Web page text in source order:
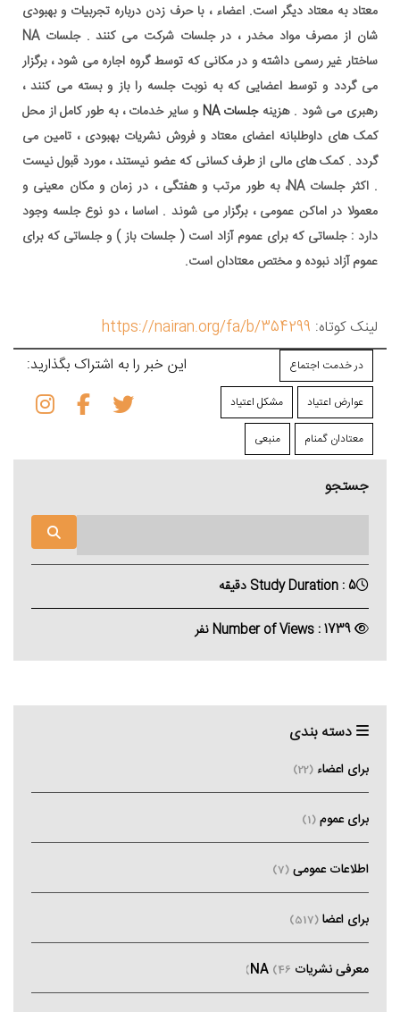
معتاد به معتاد دیگر است. اعضاء ، با حرف زدن درباره تجربیات و بهبودی
شان از مصرف مواد مخدر ، در جلسات شرکت می کنند . جلسات NA
ساختار غیر رسمی داشته و در مکانی که توسط گروه اجاره می شود ، برگزار
می گردد و توسط اعضایی که به نوبت جلسه را باز و بسته می کنند ،
رهبری می شود . هزینهجلسات NA
و سایر خدمات ، به طور کامل از محل
کمک های داوطلبانه اعضای معتاد و فروش نشریات بهبودی ، تامین می
گردد . کمک های مالی از طرف کسانی که عضو نیستند ، مورد قبول نیست
. اکثر جلسات NA، به طور مرتب و هفتگی ، در زمان و مکان معینی و
معمولا در اماکن عمومی ، برگزار می شوند . اساسا ، دو نوع جلسه وجود
دارد : جلساتی که برای عموم آزاد است ( جلسات باز ) و جلساتی که برای
عموم آزاد نبوده و مختص معتادان است.
لینک کوتاه: https://nairan.org/fa/b/354299
در خدمت اجتماع
عوارض اعتیاد مشکل اعتیاد
معتادان گمنام منبعی
این خبر را به اشتراک بگذارید:
جستجو
Study Duration : 5 دقیقه
دسته بندی
برای اعضاء (22)
برای عموم (1)
اطلاعات عمومی (7)
برای اعضا (517)
معرفی نشریات NA (46)